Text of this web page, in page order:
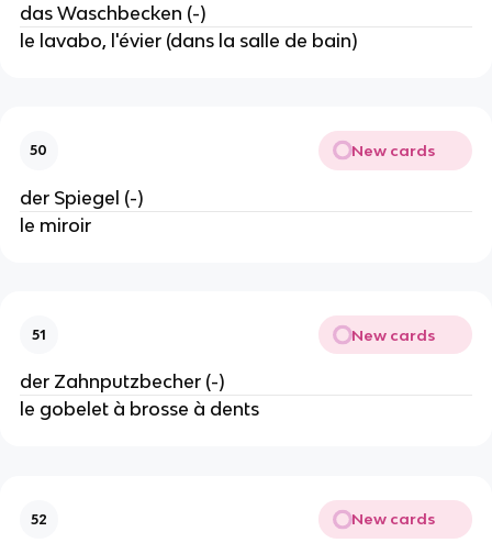
das Waschbecken (-)
le lavabo, l'évier (dans la salle de bain)
50 New cards
der Spiegel (-)
le miroir
51 New cards
der Zahnputzbecher (-)
le gobelet à brosse à dents
52 New cards